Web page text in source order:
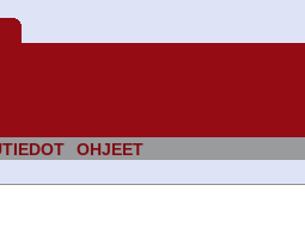
OHJEET